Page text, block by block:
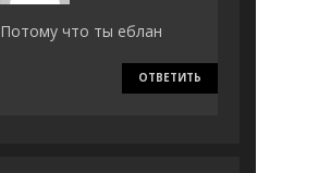
Потому что ты еблан
ОТВЕТИТЬ